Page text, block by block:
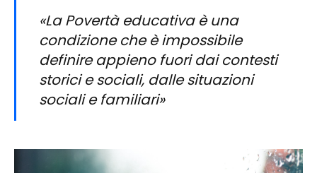
«La Povertà educativa è una
condizione che è impossibile
definire appieno fuori dai contesti
storici e sociali, dalle situazioni
sociali e familiari»